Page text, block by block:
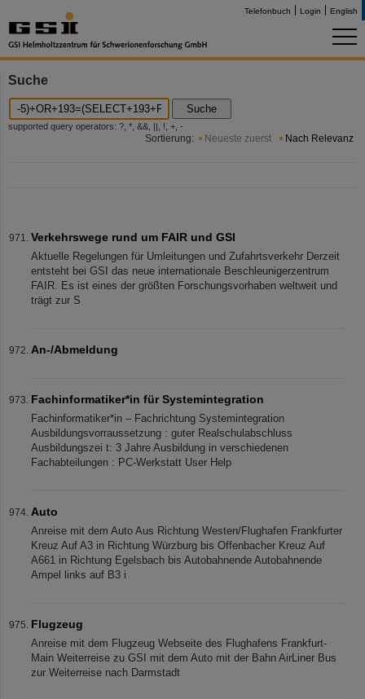
Telefonbuch Login English
Suche
Suche
supported query operators: ?, *, &&, ||, !, +, -
Sortierung: Neueste zuerst Nach Relevanz
Verkehrswege rund um FAIR und GSI
Aktuelle Regelungen für Umleitungen und Zufahrtsverkehr Derzeit
entsteht bei GSI das neue internationale Beschleunigerzentrum
FAIR. Es ist eines der größten Forschungsvorhaben weltweit und
trägt zur S
An-/Abmeldung
Fachinformatiker*in für Systemintegration
Fachinformatiker*in – Fachrichtung Systemintegration
Ausbildungsvorraussetzung : guter Realschulabschluss
Ausbildungszei t: 3 Jahre Ausbildung in verschiedenen
Fachabteilungen : PC-Werkstatt User Help
Auto
Anreise mit dem Auto Aus Richtung Westen/Flughafen Frankfurter
Kreuz Auf A3 in Richtung Würzburg bis Offenbacher Kreuz Auf
A661 in Richtung Egelsbach bis Autobahnende Autobahnende
Ampel links auf B3 i
Flugzeug
Anreise mit dem Flugzeug Webseite des Flughafens Frankfurt-
Main Weiterreise zu GSI mit dem Auto mit der Bahn AirLiner Bus
zur Weiterreise nach Darmstadt